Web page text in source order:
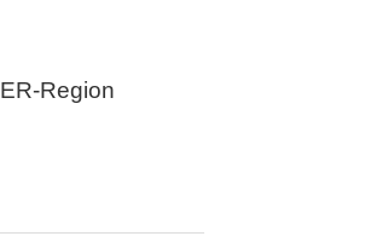
Region